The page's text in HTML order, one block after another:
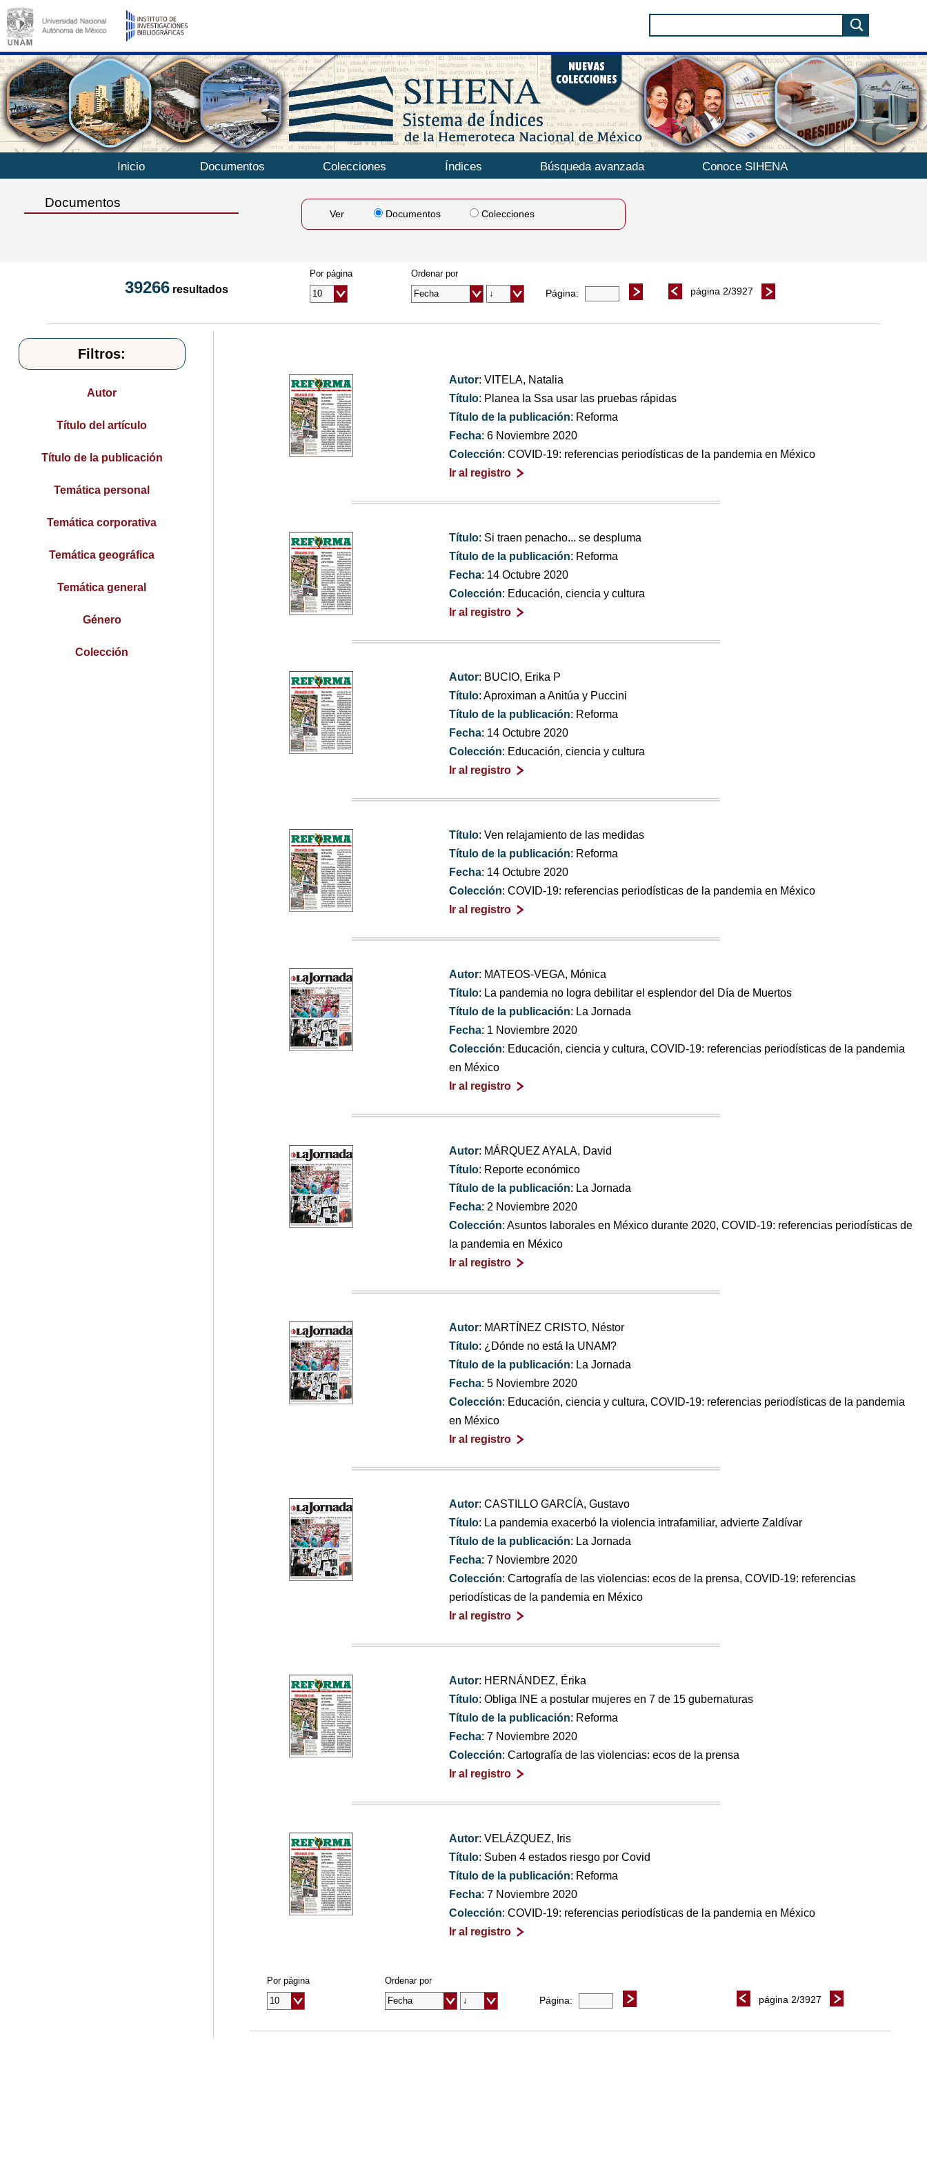
Inicio Documentos Colecciones Índices Búsqueda avanzada Conoce SIHENA
Documentos
Ver Documentos Colecciones
39266resultados
Ordenar por
Por página
Página: página 2/3927
Filtros:
Autor
Título del artículo
Título de la publicación
Temática personal
Temática corporativa
Temática geográfica
Temática general
Género
Colección
Autor: VITELA, Natalia
Título: Planea la Ssa usar las pruebas rápidas
Título de la publicación: Reforma
Fecha: 6 Noviembre 2020
Colección: COVID-19: referencias periodísticas de la pandemia en México
Ir al registro
Título: Si traen penacho... se despluma
Título de la publicación: Reforma
Fecha: 14 Octubre 2020
Colección: Educación, ciencia y cultura
Ir al registro
Autor: BUCIO, Erika P
Título: Aproximan a Anitúa y Puccini
Título de la publicación: Reforma
Fecha: 14 Octubre 2020
Colección: Educación, ciencia y cultura
Ir al registro
Título: Ven relajamiento de las medidas
Título de la publicación: Reforma
Fecha: 14 Octubre 2020
Colección: COVID-19: referencias periodísticas de la pandemia en México
Ir al registro
Autor: MATEOS-VEGA, Mónica
Título: La pandemia no logra debilitar el esplendor del Día de Muertos
Título de la publicación: La Jornada
Fecha: 1 Noviembre 2020
Colección: Educación, ciencia y cultura, COVID-19: referencias periodísticas de la pandemia
en México
Ir al registro
Autor: MÁRQUEZ AYALA, David
Título: Reporte económico
Título de la publicación: La Jornada
Fecha: 2 Noviembre 2020
Colección: Asuntos laborales en México durante 2020, COVID-19: referencias periodísticas de
la pandemia en México
Ir al registro
Autor: MARTÍNEZ CRISTO, Néstor
Título: ¿Dónde no está la UNAM?
Título de la publicación: La Jornada
Fecha: 5 Noviembre 2020
Colección: Educación, ciencia y cultura, COVID-19: referencias periodísticas de la pandemia
en México
Ir al registro
Autor: CASTILLO GARCÍA, Gustavo
Título: La pandemia exacerbó la violencia intrafamiliar, advierte Zaldívar
Título de la publicación: La Jornada
Fecha: 7 Noviembre 2020
Colección: Cartografía de las violencias: ecos de la prensa, COVID-19: referencias
periodísticas de la pandemia en México
Ir al registro
Autor: HERNÁNDEZ, Érika
Título: Obliga INE a postular mujeres en 7 de 15 gubernaturas
Título de la publicación: Reforma
Fecha: 7 Noviembre 2020
Colección: Cartografía de las violencias: ecos de la prensa
Ir al registro
Autor: VELÁZQUEZ, Iris
Título: Suben 4 estados riesgo por Covid
Título de la publicación: Reforma
Fecha: 7 Noviembre 2020
Colección: COVID-19: referencias periodísticas de la pandemia en México
Ir al registro
Ordenar por
Por página
Página: página 2/3927